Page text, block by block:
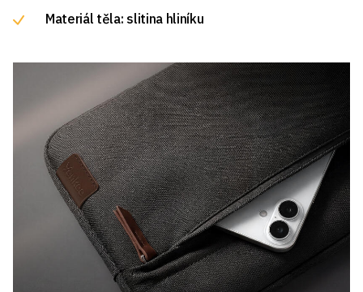
Materiál těla: slitina hliníku